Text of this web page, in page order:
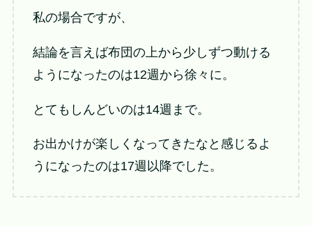
私の場合ですが、
結論を言えば布団の上から少しずつ動ける
ようになったのは12週から徐々に。
とてもしんどいのは14週まで。
お出かけが楽しくなってきたなと感じるよ
うになったのは17週以降でした。